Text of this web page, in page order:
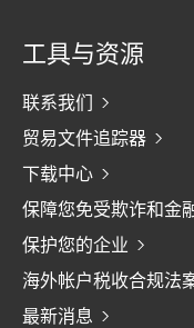
工具与资源
联系我们
贸易文件追踪器
下载中心
保障您免受欺诈和金
保护您的企业
海外帐户税收合规法
最新消息